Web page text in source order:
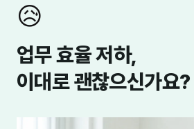
😥
업무 효율 저하,
이대로 괜찮으신가요?